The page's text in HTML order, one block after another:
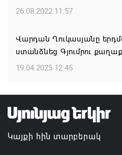
ՀԱՄԱԿԱՐԳՎԱԾ
հաղորդում է ներկայացրել
26.08.2022 11:57
Վարդան Ղուկասյանը
ստանձնեց Գյումրու
19.04.2025 12:45
Կայքի հին տարբերակ